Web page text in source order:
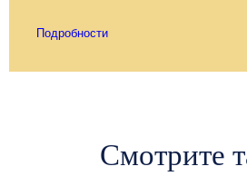
Подробности
Смотрите